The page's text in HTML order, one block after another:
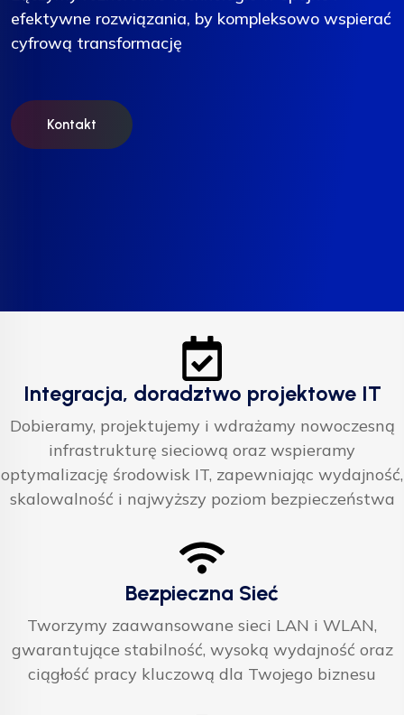
efektywne rozwiązania, by kompleksowo wspierać
cyfrową transformację
Kontakt
efektywne rozwiązania, by kompleksowo wspierać
cyfrową transformację
Kontakt
efektywne rozwiązania, by kompleksowo wspierać
cyfrową transformację
Kontakt
Integracja, doradztwo projektowe IT
Dobieramy, projektujemy i wdrażamy nowoczesną
infrastrukturę sieciową oraz wspieramy
optymalizację środowisk IT, zapewniając wydajność,
skalowalność i najwyższy poziom bezpieczeństwa
Bezpieczna Sieć
Tworzymy zaawansowane sieci LAN i WLAN,
gwarantujące stabilność, wysoką wydajność oraz
ciągłość pracy kluczową dla Twojego biznesu